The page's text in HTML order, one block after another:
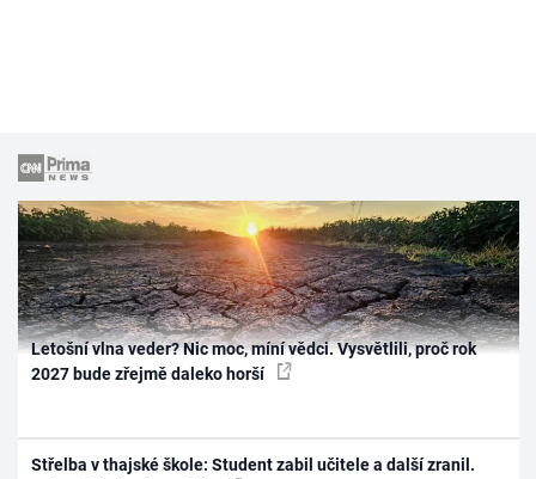
Letošní vlna veder? Nic moc, míní vědci. Vysvětlili, proč rok
2027 bude zřejmě daleko horší
Střelba v thajské škole: Student zabil učitele a další zranil.